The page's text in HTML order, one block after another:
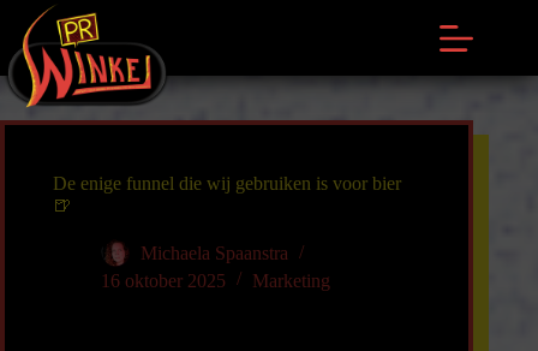
naar
de
inhoud
De enige funnel die wij gebruiken is voor bier
🍺
Michaela Spaanstra
16 oktober 2025
Marketing